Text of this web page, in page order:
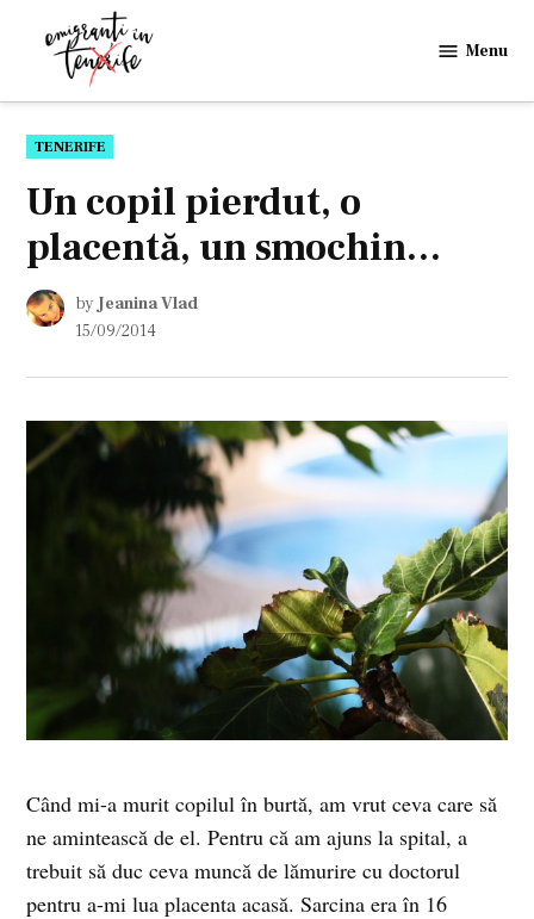
in
Menu
POSTED
IN
TENERIFE
Un copil pierdut, o
placentă, un smochin…
by Jeanina Vlad
15/09/2014
Când mi-a murit copilul în burtă, am vrut ceva care să
ne amintească de el. Pentru că am ajuns la spital, a
trebuit să duc ceva muncă de lămurire cu doctorul
pentru a-mi lua placenta acasă. Sarcina era în 16